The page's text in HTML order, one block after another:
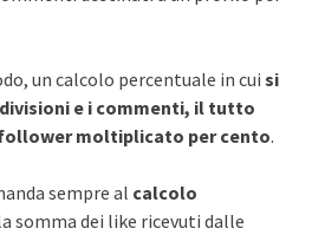
un calcolo percentuale in cui si
e i commenti, il tutto
moltiplicato per cento.
sempre al calcolo
somma dei like ricevuti dalle